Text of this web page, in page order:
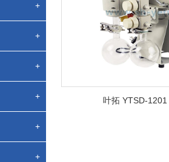
+
+
+
+
+
+
叶拓 YTSD-